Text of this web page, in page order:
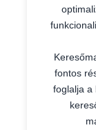
fontos
foglalja a